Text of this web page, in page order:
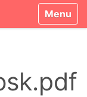
Toggle